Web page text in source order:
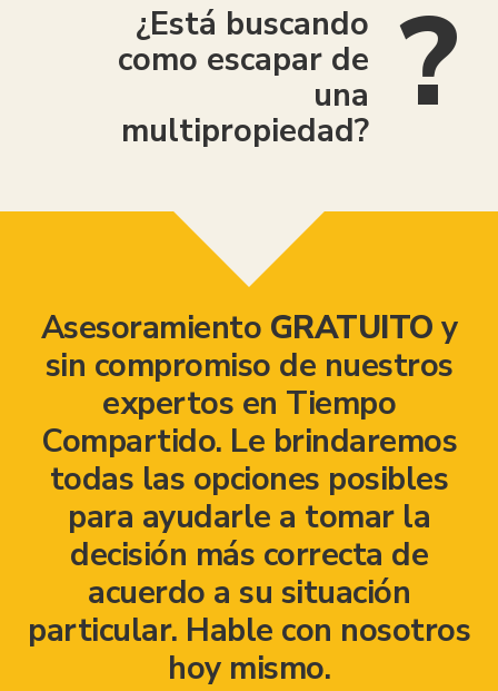
¿Está buscando
como escapar de
una
multipropiedad?
Asesoramiento GRATUITO y
sin compromiso de nuestros
expertos en Tiempo
Compartido. Le brindaremos
todas las opciones posibles
para ayudarle a tomar la
decisión más correcta de
acuerdo a su situación
particular. Hable con nosotros
hoy mismo.